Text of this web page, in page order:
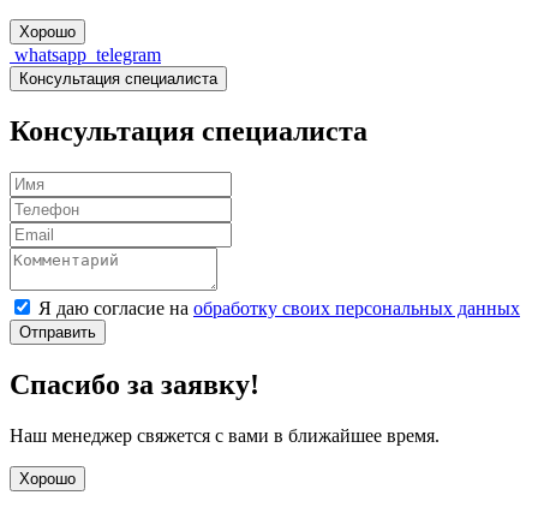
Хорошо
whatsapp telegram
Консультация специалиста
Консультация специалиста
Я даю согласие на обработку своих персональных данных
Отправить
Спасибо за заявку!
Наш менеджер свяжется с вами в ближайшее время.
Хорошо